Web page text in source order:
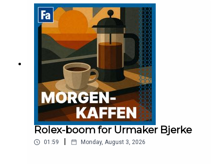
Rolex-boom for Urmaker Bjerke
01:59 Monday, August 3, 2026